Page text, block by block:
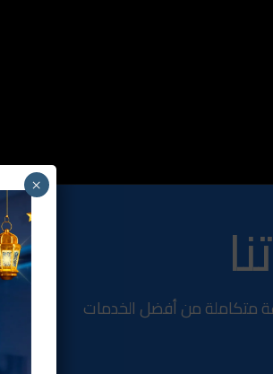
متكاملة من أفضل الخدمات
×